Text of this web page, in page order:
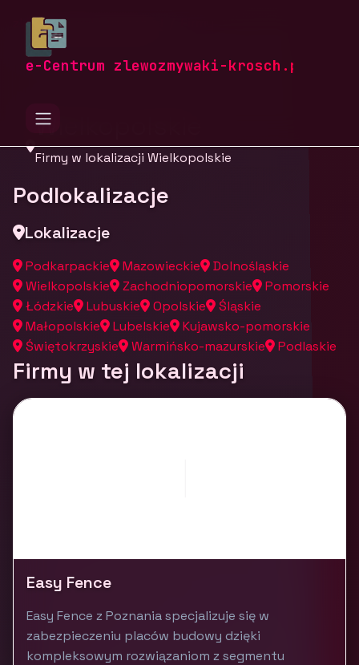
e-Centrum zlewozmywaki-krosch.pl
zlewozmywaki-krosch.pl
Firmy z województwa
Wielkopolskie
Firmy w lokalizacji Wielkopolskie
Podlokalizacje
Lokalizacje
Podkarpackie Mazowieckie
Dolnośląskie
Wielkopolskie
Zachodniopomorskie
Pomorskie
Łódzkie
Lubuskie Opolskie
Śląskie
Małopolskie
Lubelskie
Kujawsko-pomorskie
Świętokrzyskie
Warmińsko-mazurskie Podlaskie
Firmy w tej lokalizacji
Easy Fence
Easy Fence z Poznania specjalizuje się w
zabezpieczeniu placów budowy dzięki
kompleksowym rozwiązaniom z segmentu